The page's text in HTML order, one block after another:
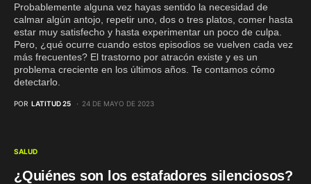
Probablemente alguna vez hayas sentido la necesidad de
calmar algún antojo, repetir uno, dos o tres platos, comer hasta
estar muy satisfecho y hasta experimentar un poco de culpa.
Pero, ¿qué ocurre cuando estos episodios se vuelven cada vez
más frecuentes? El trastorno por atracón existe y es un
problema creciente en los últimos años. Te contamos cómo
detectarlo.
POR LATITUD 25 24 DE MAYO DE 2023
SALUD
¿Quiénes son los estafadores silenciosos?